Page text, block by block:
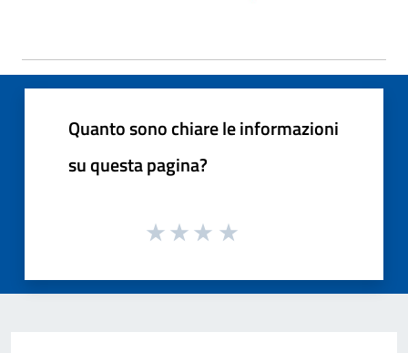
Quanto sono chiare le informazioni
su questa pagina?